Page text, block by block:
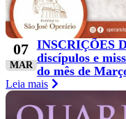
07
MAR
INSCRIÇÕES
discípulos e
do mês de
Leia mais